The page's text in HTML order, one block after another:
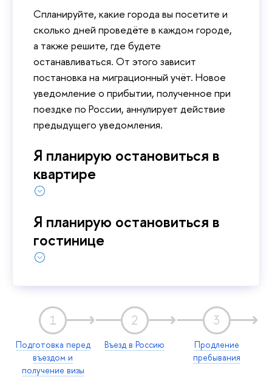
Спланируйте, какие города вы посетите и
сколько дней проведёте в каждом городе,
а также решите, где будете
останавливаться. От этого зависит
постановка на миграционный учёт. Новое
уведомление о прибытии, полученное при
поездке по России, аннулирует действие
предыдущего уведомления.
Я планирую остановиться в
квартире
Я планирую остановиться в
гостинице
1
Подготовка перед
въездом и
получение визы
2
Въезд в Россию
3
Продление
пребывания